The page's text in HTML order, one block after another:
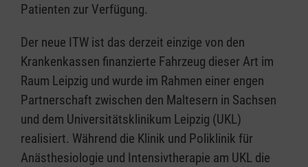
Patienten zur Verfügung.
Der neue ITW ist das derzeit einzige von den
Krankenkassen finanzierte Fahrzeug dieser Art im
Raum Leipzig und wurde im Rahmen einer engen
Partnerschaft zwischen den Maltesern in Sachsen
und dem Universitätsklinikum Leipzig (UKL)
realisiert. Während die Klinik und Poliklinik für
Anästhesiologie und Intensivtherapie am UKL die